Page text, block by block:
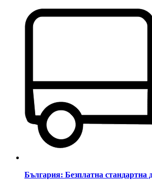
България: Безплатна стандартна